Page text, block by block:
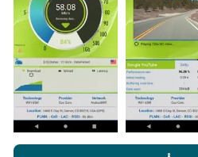
minutt. Data vises i to år.
dataene fjernet fra kartene en
Hvor pålitelig og